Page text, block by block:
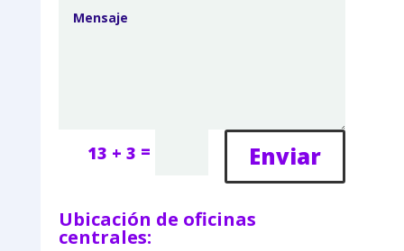
13 + 3 = Enviar
Ubicación de oficinas
centrales: